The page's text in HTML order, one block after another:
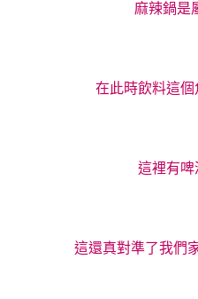
麻辣鍋是
在此時飲料這
這裡有啤
這還真對準了我們